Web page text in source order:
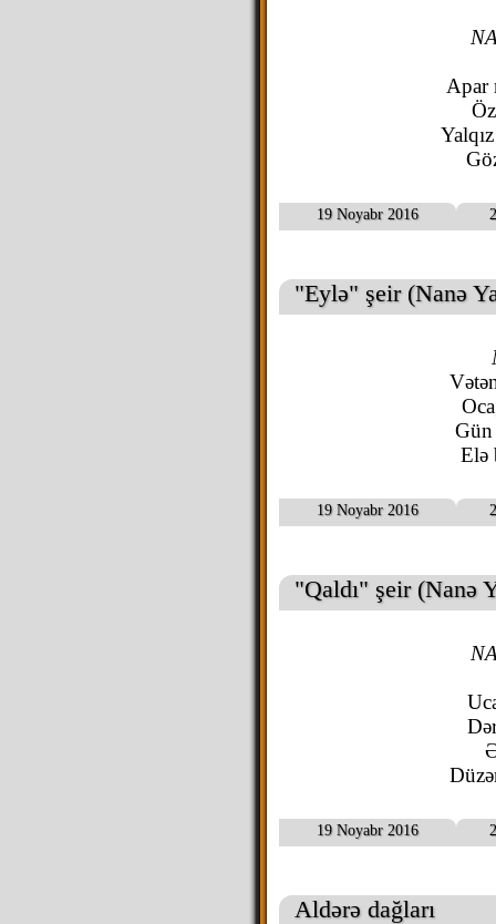
Apar
19 Noyabr 2016
"Eylə" şeir (Nanə
Gün
Elə
19 Noyabr 2016
"Qaldı" şeir (Nanə
19 Noyabr 2016
Aldərə dağları